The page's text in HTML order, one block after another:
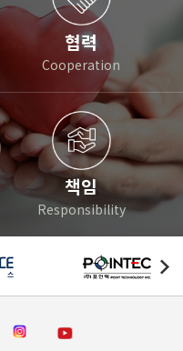
협력
Cooperation
책임
Responsibility